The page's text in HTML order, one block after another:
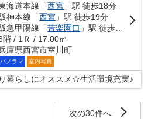
海道本線「西宮 」駅 徒歩18分
阪神本線「西宮 」駅 徒歩19分
阪急甲陽線「苦楽園口 」駅 徒歩20分
階 / 1Ｒ / 17.00㎡
庫県西宮市室川町
パノラマ 室内写真
暮らしにオススメ☆生活環境充実♪
次の30件へ